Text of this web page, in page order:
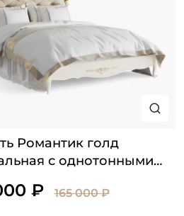
Романтик голд
с однотонными
₽ 165 000 ₽